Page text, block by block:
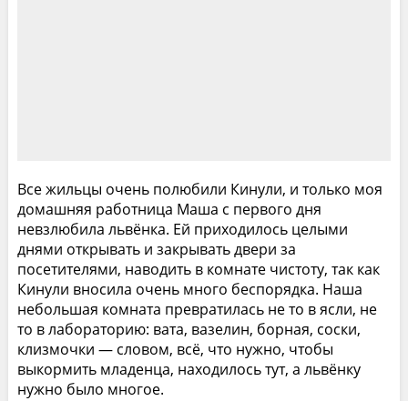
Все жильцы очень полюбили Кинули, и только моя
домашняя работница Маша с первого дня
невзлюбила львёнка. Ей приходилось целыми
днями открывать и закрывать двери за
посетителями, наводить в комнате чистоту, так как
Кинули вносила очень много беспорядка. Наша
небольшая комната превратилась не то в ясли, не
то в лабораторию: вата, вазелин, борная, соски,
клизмочки — словом, всё, что нужно, чтобы
выкормить младенца, находилось тут, а львёнку
нужно было многое.